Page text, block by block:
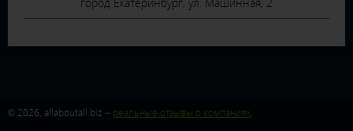
© 2026, allaboutall.biz – реальные отзывы о компаниях.